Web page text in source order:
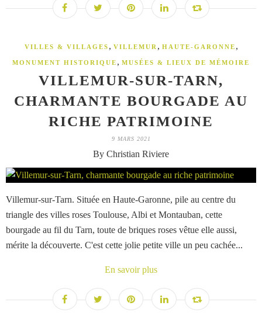
VILLES & VILLAGES , VILLEMUR , HAUTE-GARONNE ,
MONUMENT HISTORIQUE , MUSÉES & LIEUX DE MÉMOIRE
VILLEMUR-SUR-TARN,
CHARMANTE BOURGADE AU
RICHE PATRIMOINE
9 MARS 2021
By Christian Riviere
Villemur-sur-Tarn. Située en Haute-Garonne, pile au centre du
triangle des villes roses Toulouse, Albi et Montauban, cette
bourgade au fil du Tarn, toute de briques roses vêtue elle aussi,
mérite la découverte. C'est cette jolie petite ville un peu cachée...
En savoir plus